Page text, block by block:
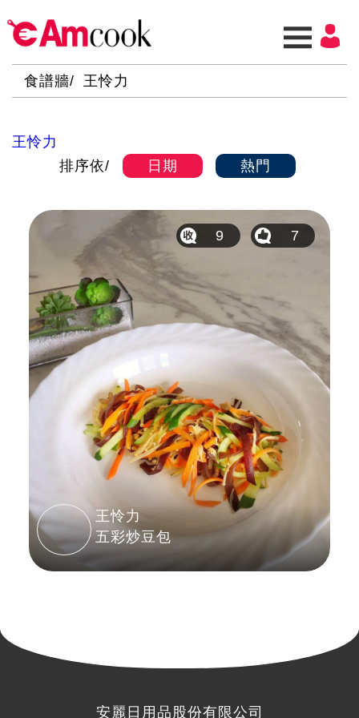
食譜牆 王怜力
王怜力
排序依
日期 熱門
王怜力
五彩炒豆包
9 7
安麗日用品股份有限公司